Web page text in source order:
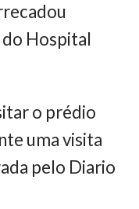
Hospital
o prédio
uma visita
pelo Diario